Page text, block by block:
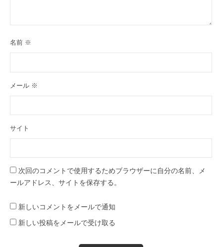
名前 ※
メール ※
サイト
次回のコメントで使用するためブラウザーに自分の名前、メ
ールアドレス、サイトを保存する。
新しいコメントをメールで通知
新しい投稿をメールで受け取る